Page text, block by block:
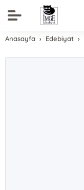
Anasayfa Edebiyat